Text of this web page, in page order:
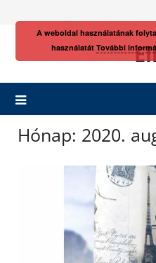
Hónap: 2020.
A weboldal használatának
használatát További